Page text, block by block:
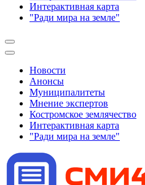
Интерактивная карта
"Ради мира на земле"
Новости
Анонсы
Муниципалитеты
Мнение экспертов
Костромское землячество
Интерактивная карта
"Ради мира на земле"